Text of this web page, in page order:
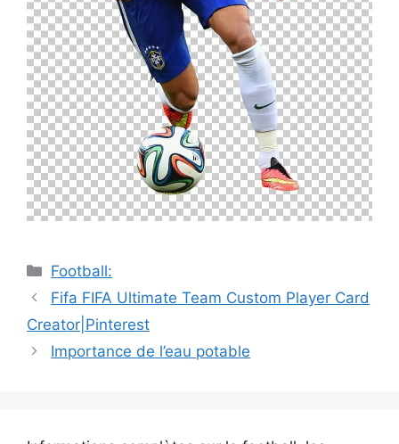
Catégories
Football:
Navigation
des
Fifa FIFA Ultimate Team Custom Player Card
Creator|Pinterest
Importance de l’eau potable